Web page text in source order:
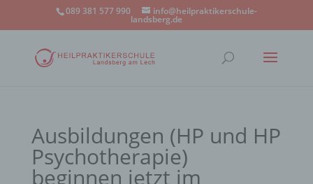
089 381 577 990 info@heilpraktikerschule-
landsberg.de
Ausbildungen (HP und HP
Psychotherapie)
beginnen jetzt im